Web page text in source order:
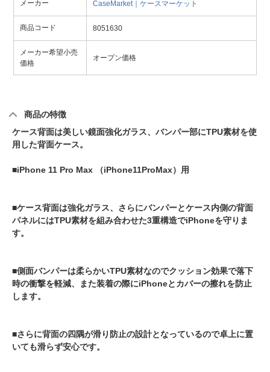
メーカー CaseMarket｜ケースマーケット
商品コード 8051630
メーカー希望小売
価格
オープン価格
商品の特徴
ケース背面は美しい鏡面強化ガラス、バンパー部にTPU素材を使
用した背面ケース。
■iPhone 11 Pro Max （iPhone11ProMax）用
■ケース背面は強化ガラス、さらにバンパーとケース内側の背面
パネルにはTPU素材を組み合わせた3重構造でiPhoneを守りま
す。
■側面バンパーは柔らかいTPU素材なのでクッション効果で落下
時の衝撃を軽減、また装着の際にiPhoneとカバーの擦れを防止
します。
■さらに背面の四隅が滑り防止の設計となっているので卓上に置
いても滑らず安心です。